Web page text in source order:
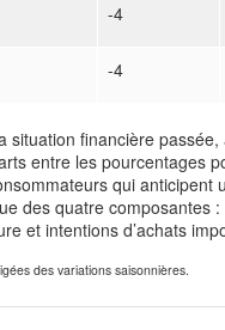
-4
-4
financière
entre les pourcentages
qui anticipent
des quatre composantes
et intentions d’achats
des variations saisonnières.